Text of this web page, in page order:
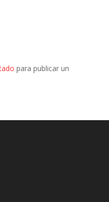
para publicar un